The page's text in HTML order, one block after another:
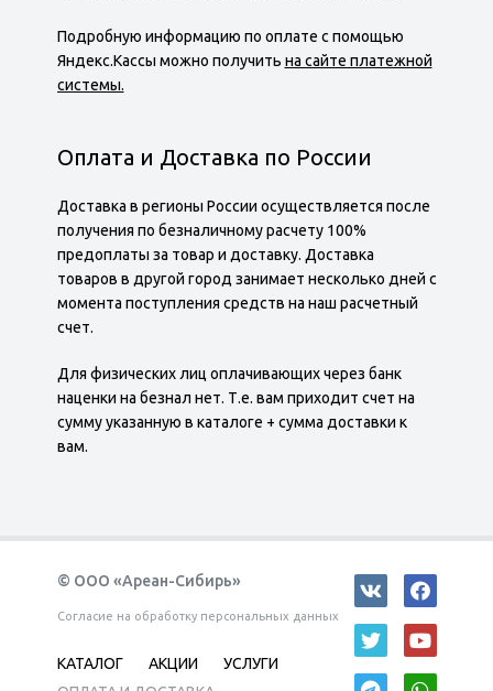
Подробную информацию по оплате с помощью
Яндекс.Кассы можно получить на сайте платежной
системы.
Оплата и Доставка по России
Доставка в регионы России осуществляется после
получения по безналичному расчету 100%
предоплаты за товар и доставку. Доставка
товаров в другой город занимает несколько дней с
момента поступления средств на наш расчетный
счет.
Для физических лиц оплачивающих через банк
наценки на безнал нет. Т.е. вам приходит счет на
сумму указанную в каталоге + сумма доставки к
вам.
© ООО «Ареан-Сибирь»
Согласие на обработку персональных данных
КАТАЛОГ АКЦИИ
УСЛУГИ